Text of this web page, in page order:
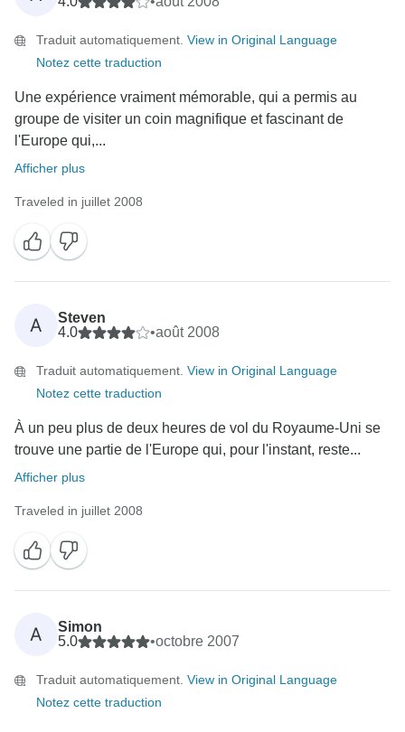
Traduit automatiquement. View in Original Language
Notez cette traduction
Une expérience vraiment mémorable, qui a permis au
groupe de visiter un coin magnifique et fascinant de
l'Europe qui,...
Afficher plus
Traveled in juillet 2008
A
Steven
4.0
•août 2008
Traduit automatiquement. View in Original Language
Notez cette traduction
À un peu plus de deux heures de vol du Royaume-Uni se
trouve une partie de l'Europe qui, pour l'instant, reste...
Afficher plus
Traveled in juillet 2008
A
Simon
5.0
•octobre 2007
Traduit automatiquement. View in Original Language
Notez cette traduction